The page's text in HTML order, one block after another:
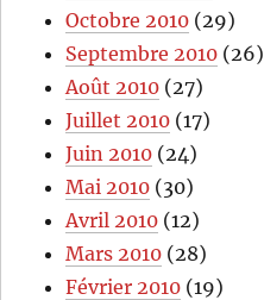
Octobre 2010 (29)
Septembre 2010 (26)
Août 2010 (27)
Juillet 2010 (17)
Juin 2010 (24)
Mai 2010 (30)
Avril 2010 (12)
Mars 2010 (28)
Février 2010 (19)